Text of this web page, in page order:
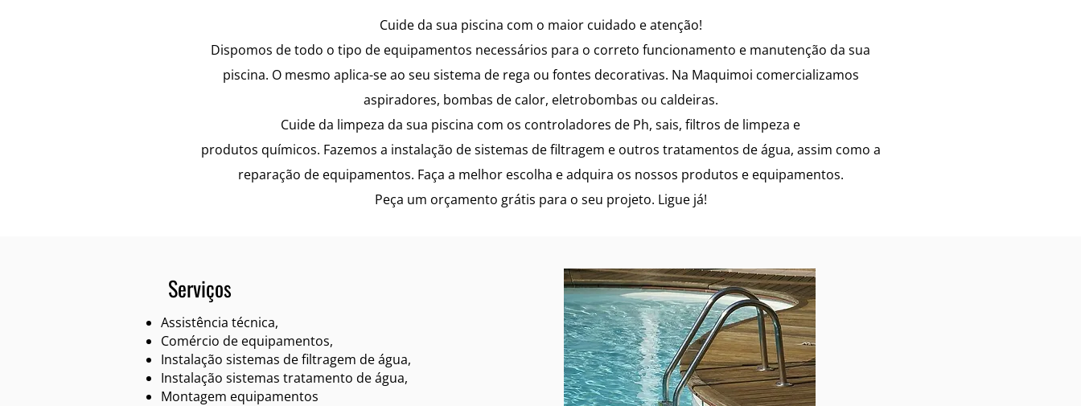
Cuide da sua piscina com o maior cuidado e atenção!
Dispomos de todo o tipo de equipamentos necessários para o correto funcionamento e manutenção da sua
piscina. O mesmo aplica-se ao seu sistema de rega ou fontes decorativas. Na Maquimoi comercializamos
aspiradores, bombas de calor, eletrobombas ou caldeiras.
Cuide da limpeza da sua piscina com os controladores de Ph, sais, filtros de limpeza e
produtos químicos. Fazemos a instalação de sistemas de filtragem e outros tratamentos de água, assim como a
reparação de equipamentos. Faça a melhor escolha e adquira os nossos produtos e equipamentos.
Peça um orçamento grátis para o seu projeto. Ligue já!
Serviços
Assistência técnica,
Comércio de equipamentos,
Instalação sistemas de filtragem de água,
Instalação sistemas tratamento de água,
Montagem equipamentos